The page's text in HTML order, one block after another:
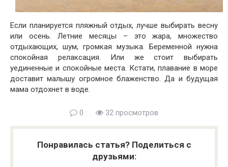
Если планируется пляжный отдых, лучше выбирать весну
или осень. Летние месяцы – это жара, множество
отдыхающих, шум, громкая музыка. Беременной нужна
спокойная релаксация. Или же стоит выбирать
уединенные и спокойные места. Кстати, плавание в море
доставит малышу огромное блаженство. Да и будущая
мама отдохнет в воде.
0 32 просмотров
Понравилась статья? Поделиться с
друзьями: